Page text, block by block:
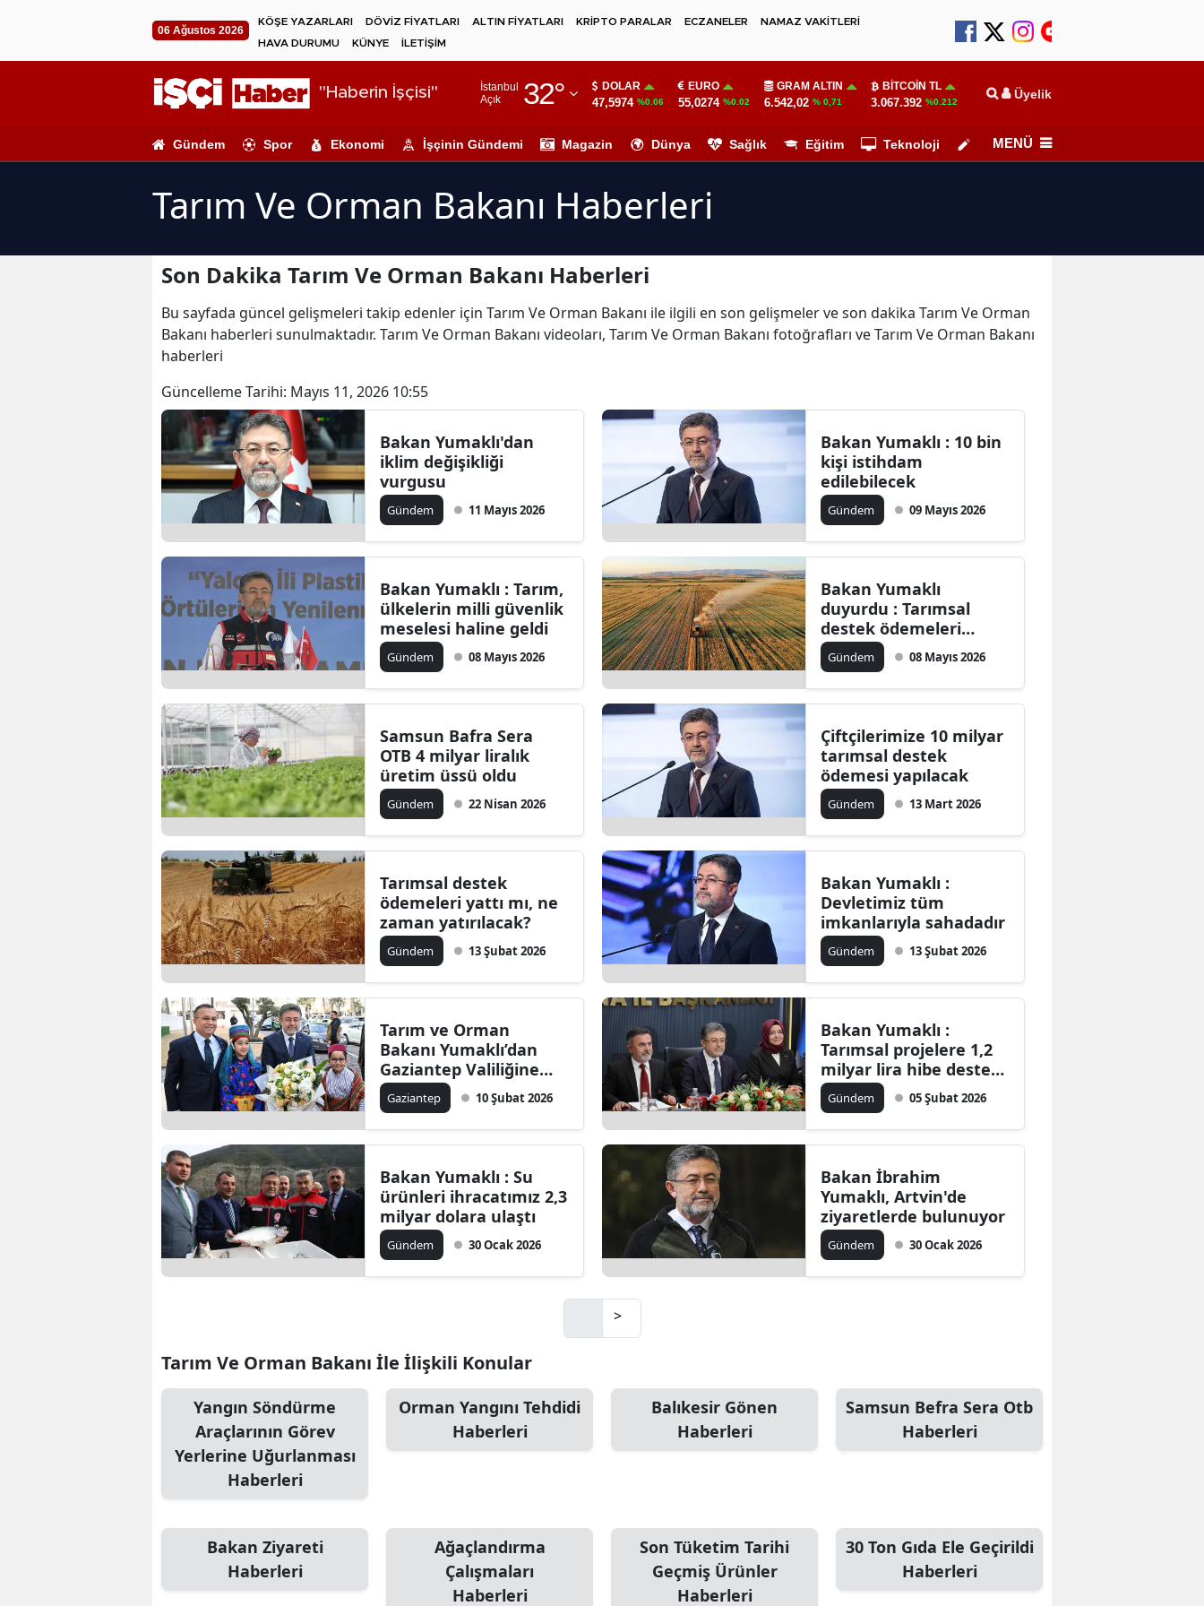
06 Ağustos 2026
KÖŞE YAZARLARI DÖVİZ FİYATLARI ALTIN FİYATLARI KRİPTO PARALAR ECZANELER
NAMAZ VAKİTLERİ
HAVA DURUMU
KÜNYE İLETİŞİM
"Haberin İşçisi"
İstanbul
Açık
32°
Adıyaman
Ağrı
Amasya
Antalya
Artvin
Bingöl
Bursa
Çanakkale
Denizli
Erzincan
Giresun
Gümüşhane
Isparta
Mersin
Kayseri
Kırklareli
Kütahya
DOLAR
47,5974 %0.06
EURO
55,0274 %0.02
GRAM ALTIN
6.542,02 % 0,71
BITCOIN TL
3.067.392 %0.212 Üyelik
Gündem Spor Ekonomi İşçinin Gündemi Magazin Dünya Sağlık Eğitim Teknoloji Köşe Yazarları
MENÜ
Tarım Ve Orman Bakanı Haberleri
Son Dakika Tarım Ve Orman Bakanı Haberleri
Bu sayfada güncel gelişmeleri takip edenler için Tarım Ve Orman Bakanı ile ilgili en son gelişmeler ve son dakika Tarım Ve Orman
Bakanı haberleri sunulmaktadır. Tarım Ve Orman Bakanı videoları, Tarım Ve Orman Bakanı fotoğrafları ve Tarım Ve Orman Bakanı
haberleri
Güncelleme Tarihi: Mayıs 11, 2026 10:55
Bakan Yumaklı'dan
iklim değişikliği
vurgusu
Gündem 11 Mayıs 2026
Bakan Yumaklı : 10 bin
kişi istihdam
edilebilecek
Gündem 09 Mayıs 2026
Bakan Yumaklı : Tarım,
ülkelerin milli güvenlik
meselesi haline geldi
Gündem 08 Mayıs 2026
Bakan Yumaklı
duyurdu : Tarımsal
destek ödemeleri
bugün yatırılacak
Gündem 08 Mayıs 2026
Samsun Bafra Sera
OTB 4 milyar liralık
üretim üssü oldu
Gündem 22 Nisan 2026
Çiftçilerimize 10 milyar
tarımsal destek
ödemesi yapılacak
Gündem 13 Mart 2026
Tarımsal destek
ödemeleri yattı mı, ne
zaman yatırılacak?
Gündem 13 Şubat 2026
Bakan Yumaklı :
Devletimiz tüm
imkanlarıyla sahadadır
Gündem 13 Şubat 2026
Tarım ve Orman
Bakanı Yumaklı’dan
Gaziantep Valiliğine
ziyaret
Gaziantep 10 Şubat 2026
Bakan Yumaklı :
Tarımsal projelere 1,2
milyar lira hibe desteği
sağladık
Gündem 05 Şubat 2026
Bakan Yumaklı : Su
ürünleri ihracatımız 2,3
milyar dolara ulaştı
Gündem 30 Ocak 2026
Bakan İbrahim
Yumaklı, Artvin'de
ziyaretlerde bulunuyor
Gündem 30 Ocak 2026
>
Tarım Ve Orman Bakanı İle İlişkili Konular
Yangın Söndürme
Araçlarının Görev
Yerlerine Uğurlanması
Haberleri
Orman Yangını Tehdidi
Haberleri
Balıkesir Gönen
Haberleri
Samsun Befra Sera Otb
Haberleri
Bakan Ziyareti
Haberleri
Ağaçlandırma
Çalışmaları
Haberleri
Son Tüketim Tarihi
Geçmiş Ürünler
Haberleri
30 Ton Gıda Ele Geçirildi
Haberleri